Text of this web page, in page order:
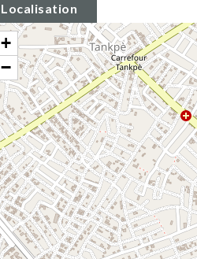
Localisation
+
−